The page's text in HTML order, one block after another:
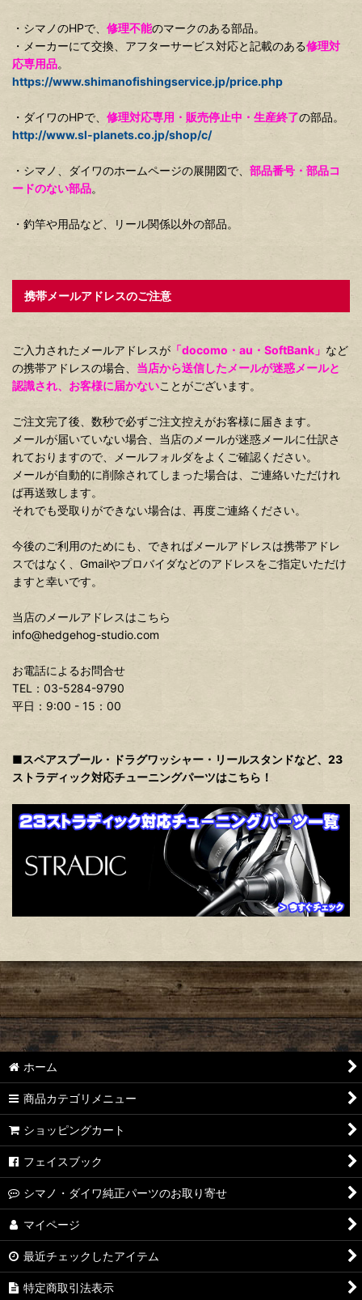
・シマノのHPで、 修理不能のマークのある部品。
・メーカーにて交換、アフターサービス対応と記載のある修理対
応専用品。
https://www.shimanofishingservice.jp/price.php
・ダイワのHPで、 修理対応専用・販売停止中・生産終了の部品。
http://www.sl-planets.co.jp/shop/c/
・シマノ、ダイワのホームページの展開図で、 部品番号・部品コ
ードのない部品。
・釣竿や用品など、リール関係以外の部品。
携帯メールアドレスのご注意
ご入力されたメールアドレスが 「docomo・au・SoftBank」 など
の携帯アドレスの場合、 当店から送信したメールが迷惑メールと
認識され、お客様に届かないことがございます。
ご注文完了後、数秒で必ずご注文控えがお客様に届きます。
メールが届いていない場合、当店のメールが迷惑メールに仕訳さ
れておりますので、メールフォルダをよくご確認ください。
メールが自動的に削除されてしまった場合は、ご連絡いただけれ
ば再送致します。
それでも受取りができない場合は、再度ご連絡ください。
今後のご利用のためにも、できればメールアドレスは携帯アドレ
スではなく、Gmailやプロバイダなどのアドレスをご指定いただけ
ますと幸いです。
当店のメールアドレスはこちら
info@hedgehog-studio.com
お電話によるお問合せ
TEL：03-5284-9790
平日：9:00 - 15：00
■スペアスプール・ドラグワッシャー・リールスタンドなど、23
ストラディック対応チューニングパーツはこちら！
ホーム
商品カテゴリメニュー
ショッピングカート
フェイスブック
シマノ・ダイワ純正パーツのお取り寄せ
マイページ
最近チェックしたアイテム
特定商取引法表示